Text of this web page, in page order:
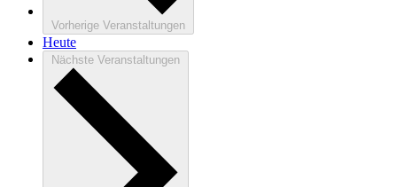
Vorherige Veranstaltungen
Heute
Nächste Veranstaltungen